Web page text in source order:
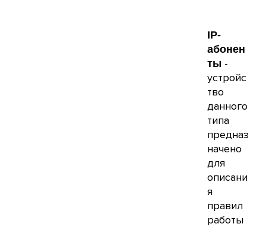
IP-
абонен
ты -
устройс
тво
данного
типа
предназ
начено
для
описани
я
правил
работы